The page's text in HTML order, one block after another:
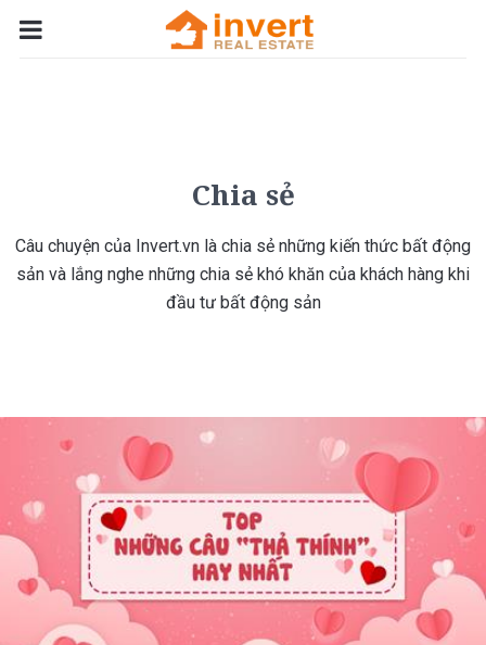
Chia sẻ
Câu chuyện của Invert.vn là chia sẻ những kiến thức bất động
sản và lắng nghe những chia sẻ khó khăn của khách hàng khi
đầu tư bất động sản